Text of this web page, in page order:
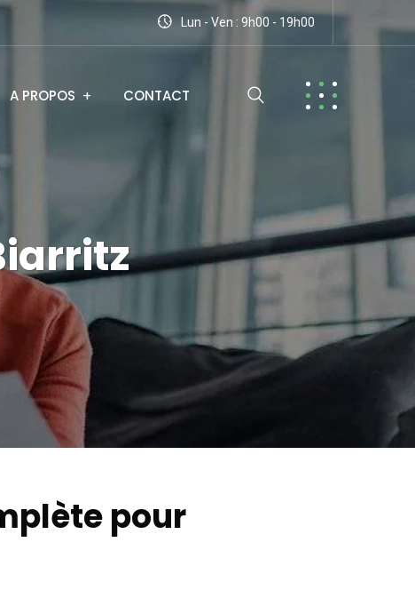
Lun - Ven : 9h00 - 19h00
A PROPOS CONTACT
pour